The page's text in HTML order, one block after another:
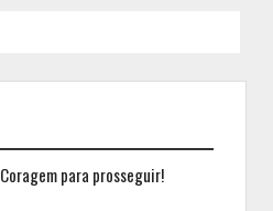
Coragem para prosseguir!